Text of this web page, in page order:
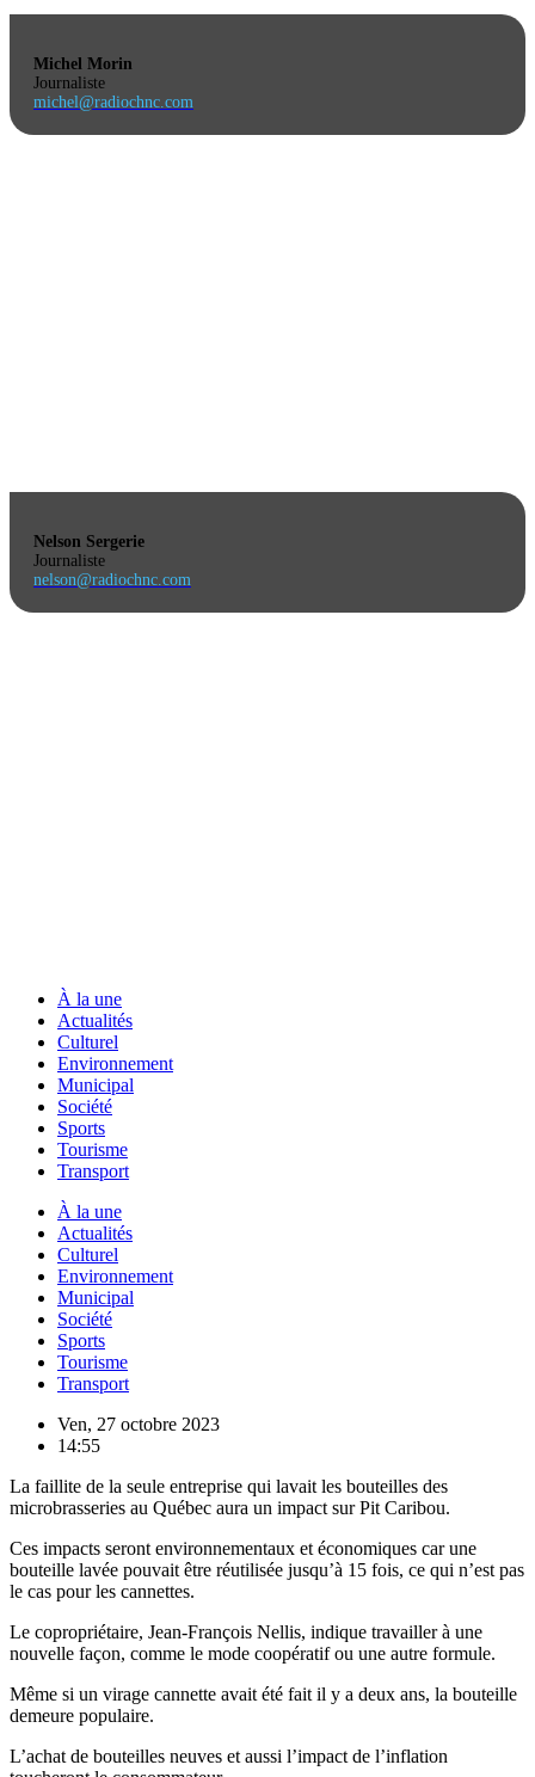
Michel Morin
Journaliste
michel@radiochnc.com
Nelson Sergerie
Journaliste
nelson@radiochnc.com
À la une
Actualités
Culturel
Environnement
Municipal
Société
Sports
Tourisme
Transport
À la une
Actualités
Culturel
Environnement
Municipal
Société
Sports
Tourisme
Transport
Ven, 27 octobre 2023
14:55
La faillite de la seule entreprise qui lavait les bouteilles des
microbrasseries au Québec aura un impact sur Pit Caribou.
Ces impacts seront environnementaux et économiques car une
bouteille lavée pouvait être réutilisée jusqu’à 15 fois, ce qui n’est pas
le cas pour les cannettes.
Le copropriétaire, Jean-François Nellis, indique travailler à une
nouvelle façon, comme le mode coopératif ou une autre formule.
Même si un virage cannette avait été fait il y a deux ans, la bouteille
demeure populaire.
L’achat de bouteilles neuves et aussi l’impact de l’inflation